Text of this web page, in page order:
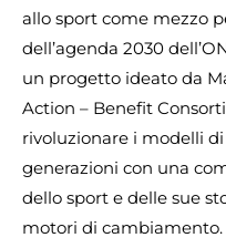
allo sport come mezzo
dell’agenda 2030
un progetto ideato da
Action – Benefit
rivoluzionare i modelli
generazioni con una
dello sport e delle sue
motori di cambiamento.